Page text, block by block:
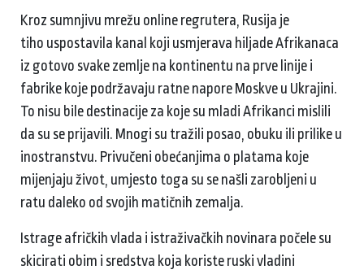
Kroz sumnjivu mrežu online regrutera, Rusija je
tiho uspostavila kanal koji usmjerava hiljade Afrikanaca
iz gotovo svake zemlje na kontinentu na prve linije i
fabrike koje podržavaju ratne napore Moskve u Ukrajini.
To nisu bile destinacije za koje su mladi Afrikanci mislili
da su se prijavili. Mnogi su tražili posao, obuku ili prilike u
inostranstvu. Privučeni obećanjima o platama koje
mijenjaju život, umjesto toga su se našli zarobljeni u
ratu daleko od svojih matičnih zemalja.
Istrage afričkih vlada i istraživačkih novinara počele su
skicirati obim i sredstva koja koriste ruski vladini